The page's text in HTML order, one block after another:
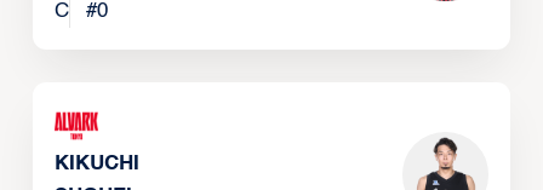
C
#0
KIKUCHI